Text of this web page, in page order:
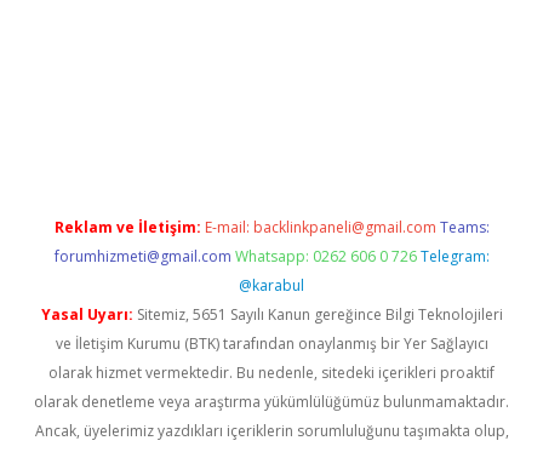
Reklam ve İletişim: E-mail: backlinkpaneli@gmail.com Teams:
forumhizmeti@gmail.com Whatsapp: 0262 606 0 726 Telegram:
@karabul
Yasal Uyarı: Sitemiz, 5651 Sayılı Kanun gereğince Bilgi Teknolojileri
ve İletişim Kurumu (BTK) tarafından onaylanmış bir Yer Sağlayıcı
olarak hizmet vermektedir. Bu nedenle, sitedeki içerikleri proaktif
olarak denetleme veya araştırma yükümlülüğümüz bulunmamaktadır.
Ancak, üyelerimiz yazdıkları içeriklerin sorumluluğunu taşımakta olup,